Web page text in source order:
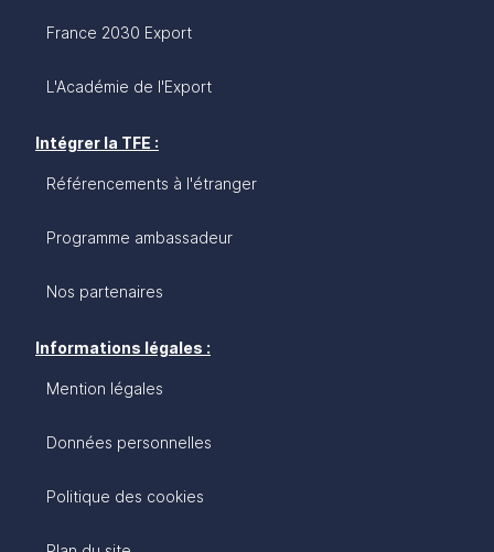
France 2030 Export
L'Académie de l'Export
Intégrer la TFE :
Référencements à l'étranger
Programme ambassadeur
Nos partenaires
Informations légales :
Mention légales
Données personnelles
Politique des cookies